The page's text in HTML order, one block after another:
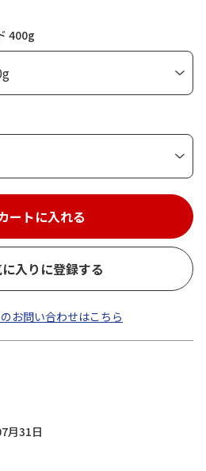
400g
ートに入れる
入りに登録する
お問い合わせはこちら
月31日